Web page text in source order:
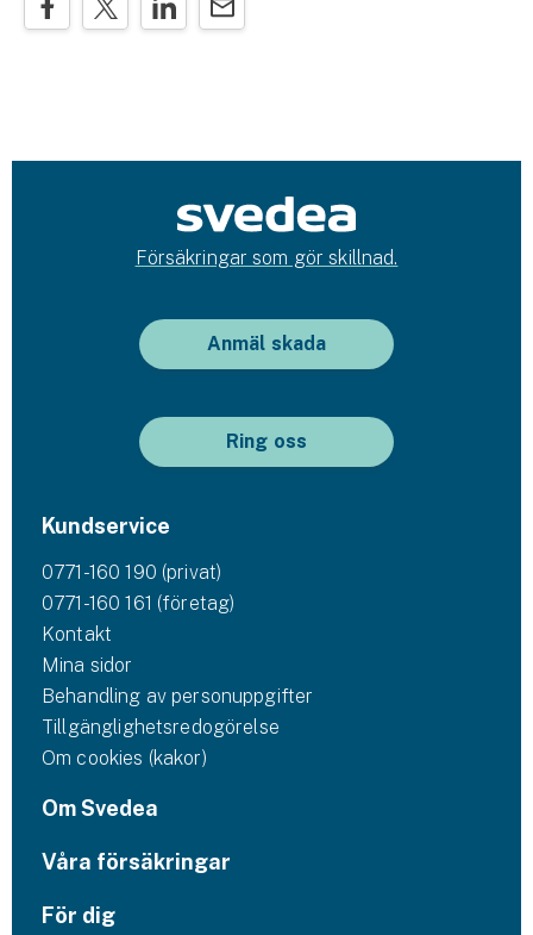
Försäkringar som gör skillnad.
Anmäl skada
Ring oss
Kundservice
0771-160 190 (privat)
0771-160 161 (företag)
Kontakt
Mina sidor
Behandling av personuppgifter
Tillgänglighetsredogörelse
Om cookies (kakor)
Om Svedea
Våra försäkringar
För dig